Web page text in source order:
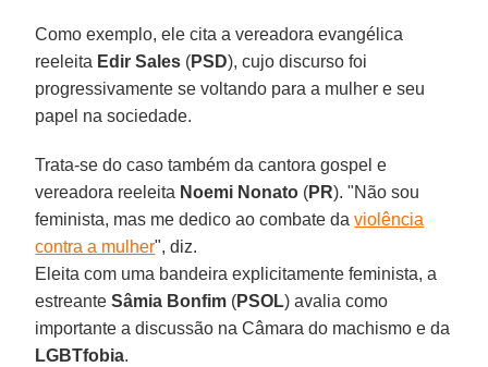
Como exemplo, ele cita a vereadora evangélica
reeleita Edir Sales (PSD), cujo discurso foi
progressivamente se voltando para a mulher e seu
papel na sociedade.
Trata-se do caso também da cantora gospel e
vereadora reeleita Noemi Nonato (PR). "Não sou
feminista, mas me dedico ao combate daviolência
contra a mulher", diz.
Eleita com uma bandeira explicitamente feminista, a
estreanteSâmia Bonfim (PSOL) avalia como
importante a discussão na Câmara do machismo e da
LGBTfobia.